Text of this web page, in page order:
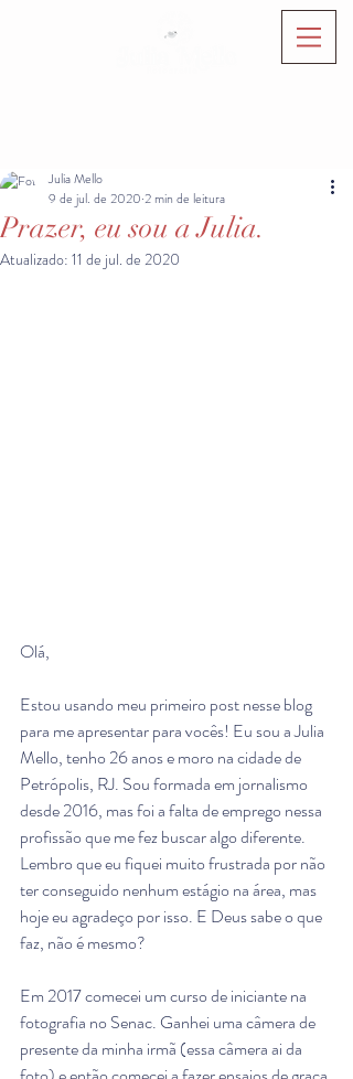
Prazer, eu sou a Julia.
Julia Mello
9 de jul. de 2020 2 min de leitura
Atualizado: 11 de jul. de 2020
Olá,
Estou usando meu primeiro post nesse blog
para me apresentar para vocês! Eu sou a Julia
Mello, tenho 26 anos e moro na cidade de
Petrópolis, RJ. Sou formada em jornalismo
desde 2016, mas foi a falta de emprego nessa
profissão que me fez buscar algo diferente.
Lembro que eu fiquei muito frustrada por não
ter conseguido nenhum estágio na área, mas
hoje eu agradeço por isso. E Deus sabe o que
faz, não é mesmo?
Em 2017 comecei um curso de iniciante na
fotografia no Senac. Ganhei uma câmera de
presente da minha irmã (essa câmera ai da